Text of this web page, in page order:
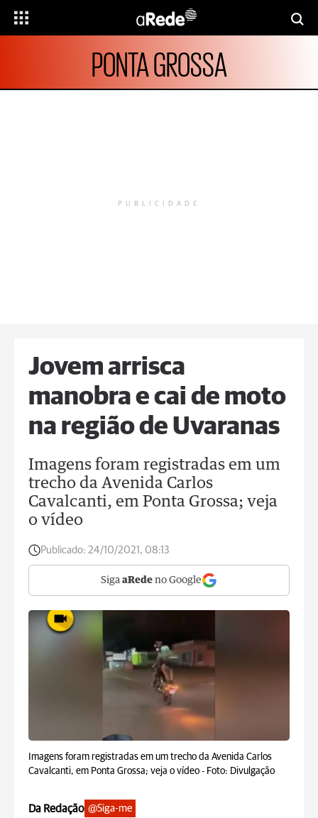
PONTA GROSSA
PUBLICIDADE
Jovem arrisca
manobra e cai de moto
na região de Uvaranas
Imagens foram registradas em um
trecho da Avenida Carlos
Cavalcanti, em Ponta Grossa; veja
o vídeo
Publicado: 24/10/2021, 08:13
Siga aRede no Google
Imagens foram registradas em um trecho da Avenida Carlos
Cavalcanti, em Ponta Grossa; veja o vídeo - Foto: Divulgação
Da Redação @Siga-me